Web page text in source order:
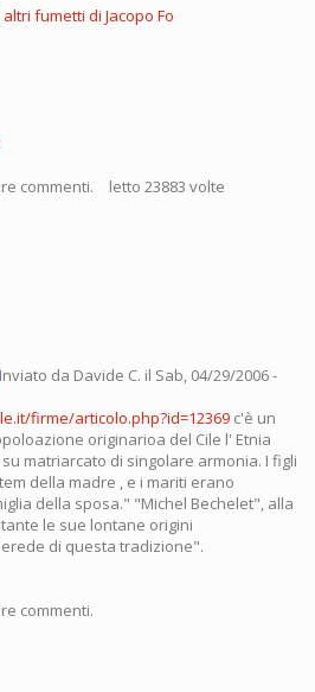
fumetti di Jacopo Fo
commenti. letto 23883 volte
Inviato da Davide C. il Sab, 04/29/2006 -
firme/articolo.php?id=12369 c'è un
originarioa del Cile l' Etnia
matriarcato di singolare armonia. I figli
della madre , e i mariti erano
della sposa." "Michel Bechelet", alla
le sue lontane origini
di questa tradizione".
commenti.